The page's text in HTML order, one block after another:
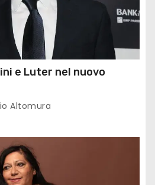
e Luter nel nuovo
Altomura